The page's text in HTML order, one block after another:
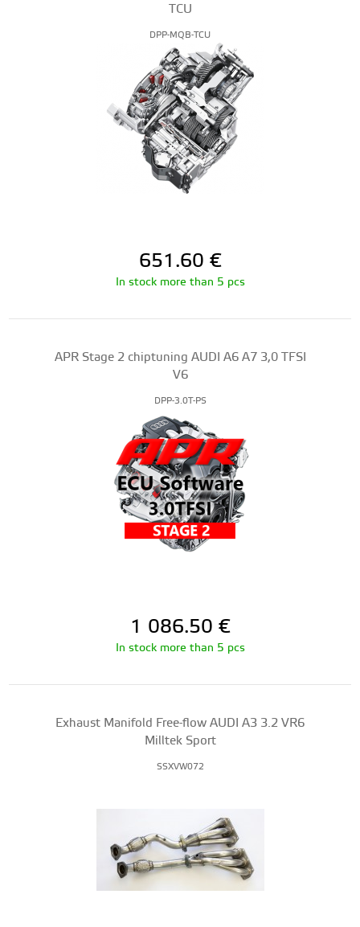
TCU
DPP-MQB-TCU
651.60 €
In stock more than 5 pcs
APR Stage 2 chiptuning AUDI A6 A7 3,0 TFSI
V6
DPP-3.0T-PS
1 086.50 €
In stock more than 5 pcs
Exhaust Manifold Free-flow AUDI A3 3.2 VR6
Milltek Sport
SSXVW072